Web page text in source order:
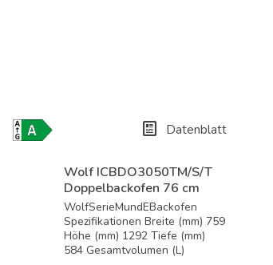
Energielabel- Datenblatt
Wolf ICBDO3050TM/S/T
Doppelbackofen 76 cm
breit /...
WolfSerieMundEBackofen
Spezifikationen Breite (mm) 759
Höhe (mm) 1292 Tiefe (mm)
584 Gesamtvolumen (L)